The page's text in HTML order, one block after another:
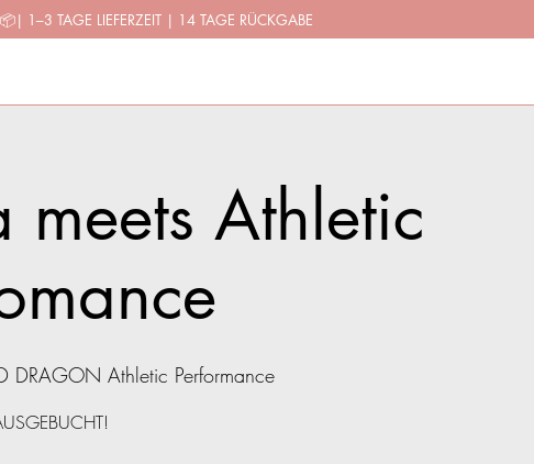
📦| 1–3 TAGE LIEFERZEIT | 14 TAGE RÜCKGABE
meets Athletic
DRAGON Athletic Performance